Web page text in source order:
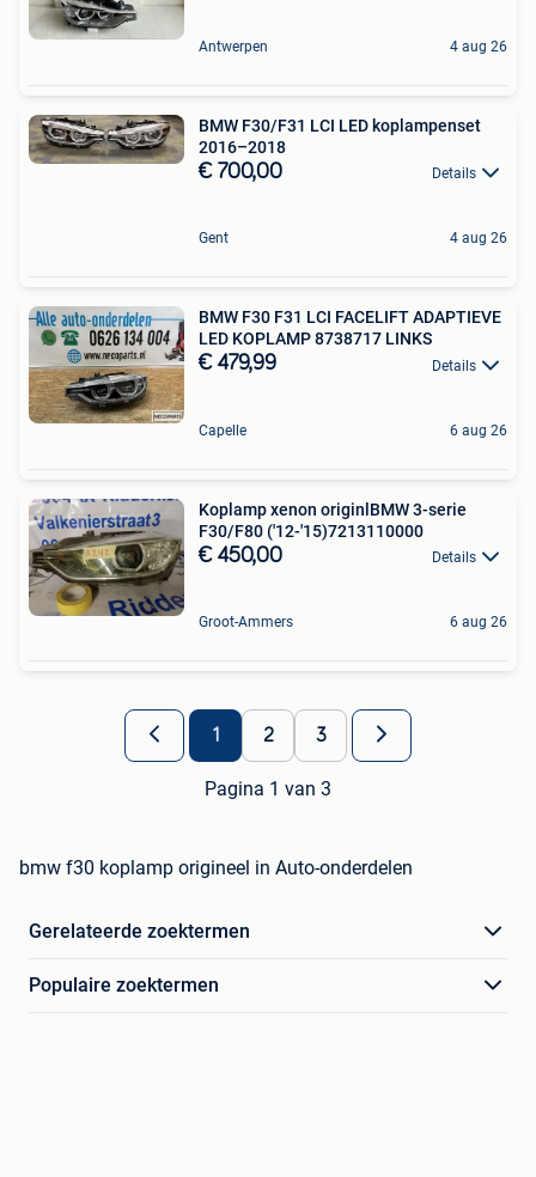
Antwerpen 4 aug 26
BMW F30/F31 LCI LED koplampenset
2016–2018
€ 700,00 Details
Gent 4 aug 26
BMW F30 F31 LCI FACELIFT ADAPTIEVE
LED KOPLAMP 8738717 LINKS
€ 479,99 Details
Capelle 6 aug 26
Koplamp xenon originlBMW 3-serie
F30/F80 ('12-'15)7213110000
€ 450,00 Details
Groot-Ammers 6 aug 26
1 2 3
Pagina 1 van 3
bmw f30 koplamp origineel in Auto-onderdelen
Gerelateerde zoektermen
Populaire zoektermen